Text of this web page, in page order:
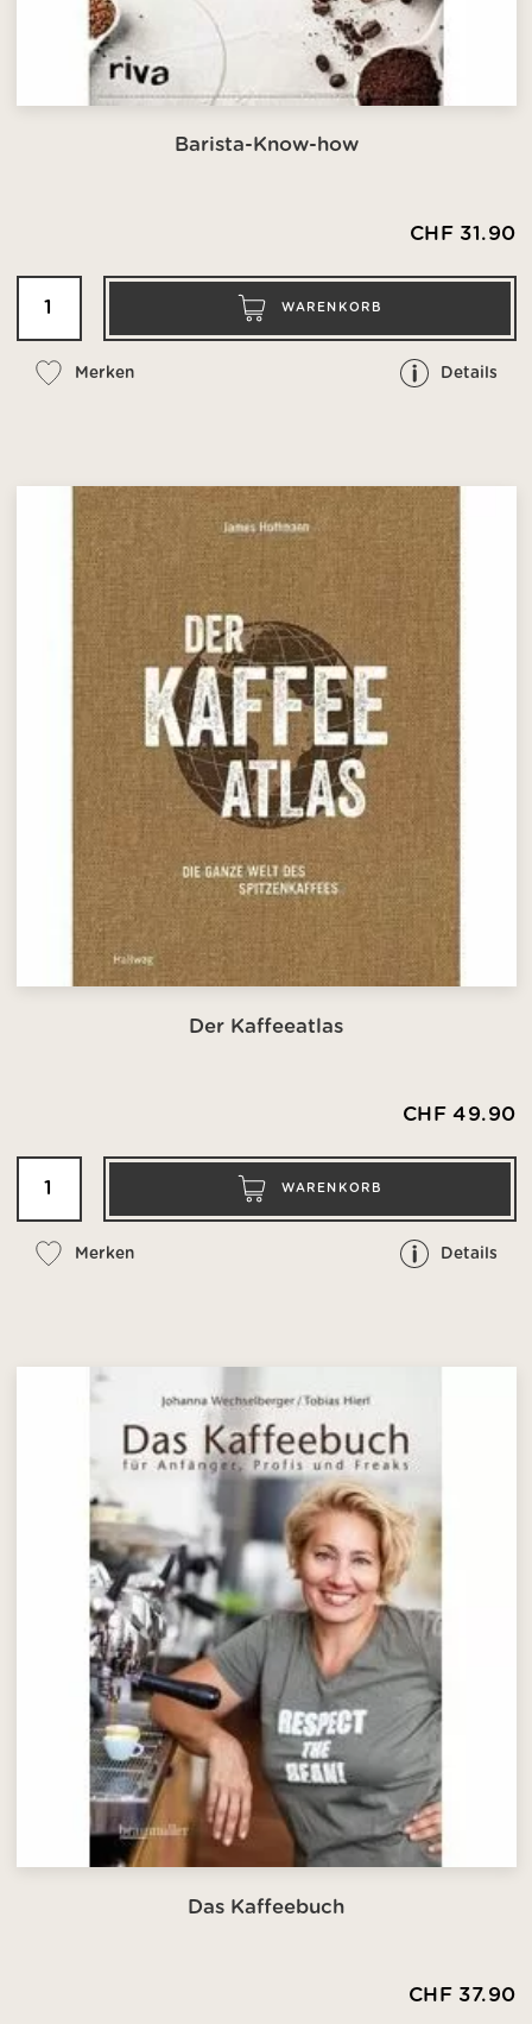
Barista-Know-how
CHF 31.90
WARENKORB
Merken Details
Der Kaffeeatlas
CHF 49.90
WARENKORB
Merken Details
Das Kaffeebuch
CHF 37.90